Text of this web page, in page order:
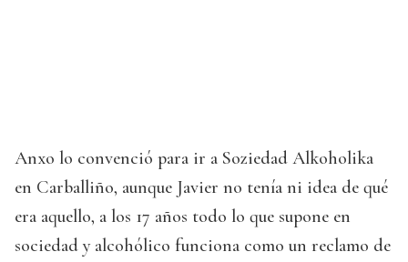
Anxo lo convenció para ir a Soziedad Alkoholika
en Carballiño, aunque Javier no tenía ni idea de qué
era aquello, a los 17 años todo lo que supone en
sociedad y alcohólico funciona como un reclamo de